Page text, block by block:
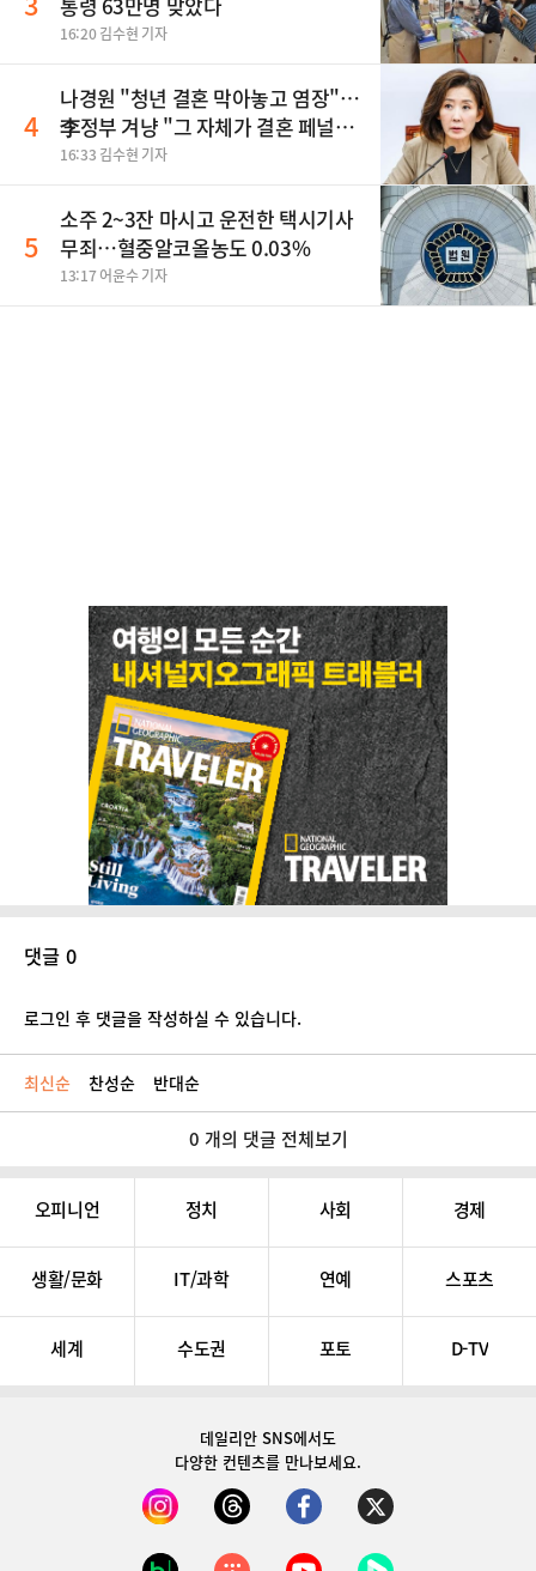
16:20 김수현 기자
4
나경원 "청년 결혼 막아놓고 염장"…
李정부 겨냥 "그 자체가 결혼 페널
티"
16:33 김수현 기자
5
소주 2~3잔 마시고 운전한 택시기사
무죄…혈중알코올농도 0.03%
13:17 어윤수 기자
댓글 0
로그인 후 댓글을 작성하실 수 있습니다.
최신순 찬성순 반대순
0 개의 댓글 전체보기
오피니언 정치 사회 경제
생활/문화 IT/과학 연예 스포츠
세계 수도권 포토 D-TV
데일리안 SNS에서도
다양한 컨텐츠를 만나보세요.